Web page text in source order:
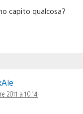
capito qualcosa?
2011 a 10:14